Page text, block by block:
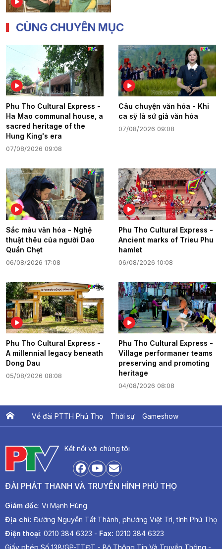
CÙNG CHUYÊN MỤC
Phu Tho Cultural Express -
Ha Mao communal house, a
sacred heritage of the
Hung King's era
07/08/2026 09:08
Câu chuyện văn hóa - Khi
ca sỹ là sứ giả văn hóa
07/08/2026 09:08
Sắc màu văn hóa - Nghệ
thuật thêu của người Dao
Quần Chẹt
06/08/2026 17:08
Phu Tho Cultural Express -
Ancient marks of Trieu Phu
hamlet
06/08/2026 10:08
Phu Tho Cultural Express -
A millennial legacy beneath
Dong Dau
05/08/2026 08:08
Phu Tho Cultural Express -
Village performaner teams
preserving and promoting
heritage
04/08/2026 08:08
Về đài PTTH Phú Thọ Thời sự Gameshow
Kết nối với chúng tôi
ĐÀI PHÁT THANH VÀ TRUYỀN HÌNH PHÚ THỌ
Giám đốc: Vi Mạnh Hùng
Địa chỉ: Đường Nguyễn Tất Thành, phường Việt Trì, tỉnh Phú Thọ
Điện thoại: 0210 384 6323 - Fax: 0210 384 6323